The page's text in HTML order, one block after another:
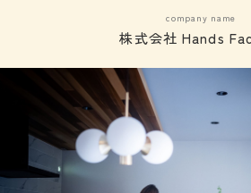
company name
株式会社 Hands